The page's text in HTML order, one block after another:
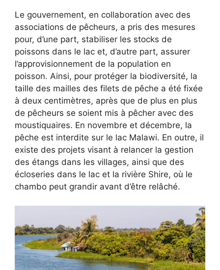
Le gouvernement, en collaboration avec des
associations de pêcheurs, a pris des mesures
pour, d’une part, stabiliser les stocks de
poissons dans le lac et, d’autre part, assurer
l’approvisionnement de la population en
poisson. Ainsi, pour protéger la biodiversité, la
taille des mailles des filets de pêche a été fixée
à deux centimètres, après que de plus en plus
de pêcheurs se soient mis à pêcher avec des
moustiquaires. En novembre et décembre, la
pêche est interdite sur le lac Malawi. En outre, il
existe des projets visant à relancer la gestion
des étangs dans les villages, ainsi que des
écloseries dans le lac et la rivière Shire, où le
chambo peut grandir avant d’être relâché.